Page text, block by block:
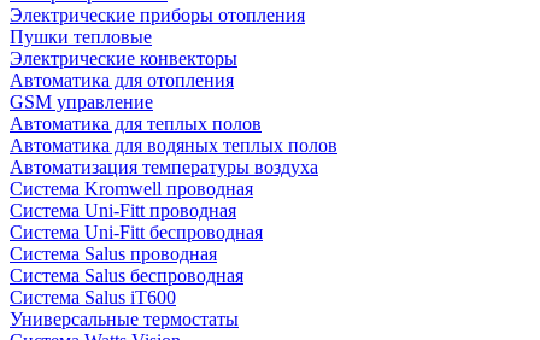
Электрические приборы отопления
Пушки тепловые
Электрические конвекторы
Автоматика для отопления
GSM управление
Автоматика для теплых полов
Автоматика для водяных теплых полов
Автоматизация температуры воздуха
Система Kromwell проводная
Система Uni-Fitt проводная
Система Uni-Fitt беспроводная
Система Salus проводная
Система Salus беспроводная
Система Salus iT600
Универсальные термостаты